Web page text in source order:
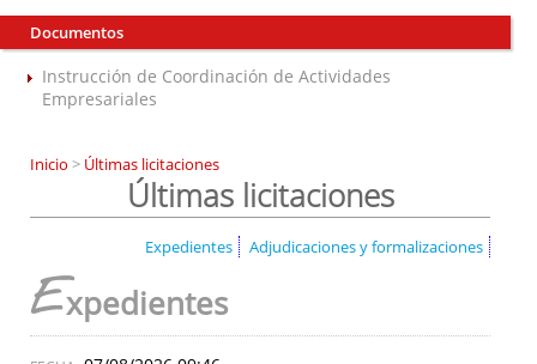
Documentos
Instrucción de Coordinación de Actividades
Empresariales
Inicio > Últimas licitaciones
Últimas licitaciones
Expedientes Adjudicaciones y formalizaciones
Expedientes